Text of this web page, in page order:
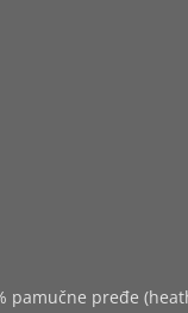
pređe